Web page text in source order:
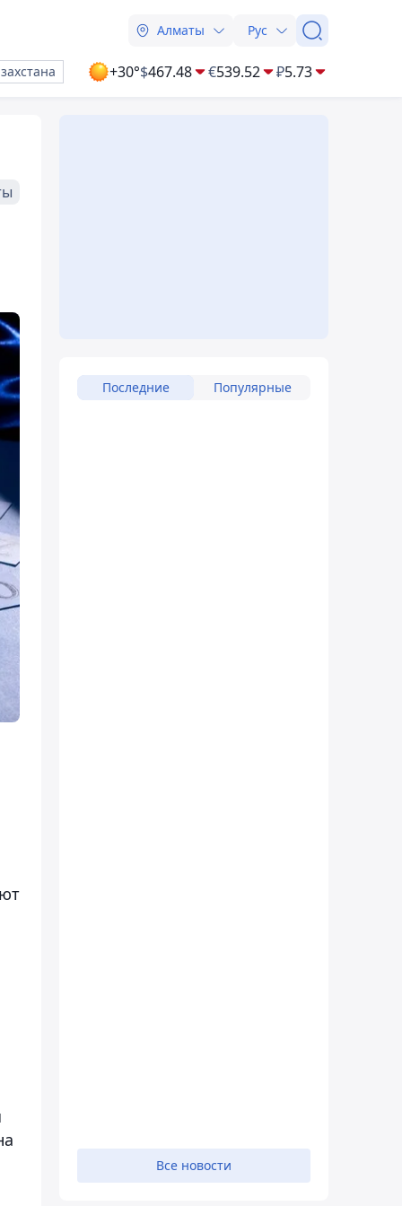
Алматы Рус
+30°$467.48 €539.52 ₽5.73
Последние Популярные
Все новости